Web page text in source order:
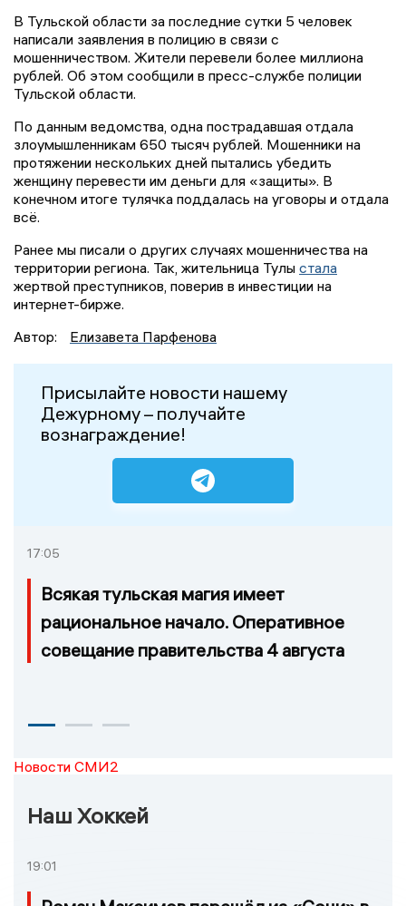
В Тульской области за последние сутки 5 человек
написали заявления в полицию в связи с
мошенничеством. Жители перевели более миллиона
рублей. Об этом сообщили в пресс-службе полиции
Тульской области.
По данным ведомства, одна пострадавшая отдала
злоумышленникам 650 тысяч рублей. Мошенники на
протяжении нескольких дней пытались убедить
женщину перевести им деньги для «защиты». В
конечном итоге тулячка поддалась на уговоры и отдала
всё.
Ранее мы писали о других случаях мошенничества на
территории региона. Так, жительница Тулы стала
жертвой преступников, поверив в инвестиции на
интернет-бирже.
Автор:
Елизавета Парфенова
Присылайте новости нашему
Дежурному – получайте
вознаграждение!
17:05
Всякая тульская магия имеет
рациональное начало. Оперативное
совещание правительства 4 августа
Новости СМИ2
Наш Хоккей
19:01